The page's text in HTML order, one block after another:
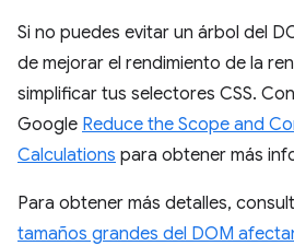
Si no puedes evitar un árbol del
de mejorar el rendimiento de la
simplificar tus selectores CSS.
Google Reduce the Scope and
Calculations para obtener más
Para obtener más detalles,
tamaños grandes del DOM